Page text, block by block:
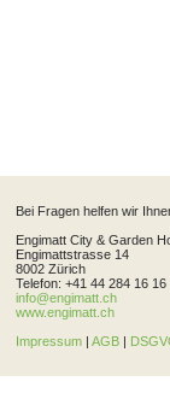
Bei Fragen helfen wir
Engimatt City & Garden
Engimattstrasse 14
8002 Zürich
Telefon: +41 44 284 16 16
info@engimatt.ch
www.engimatt.ch
Impressum
AGB